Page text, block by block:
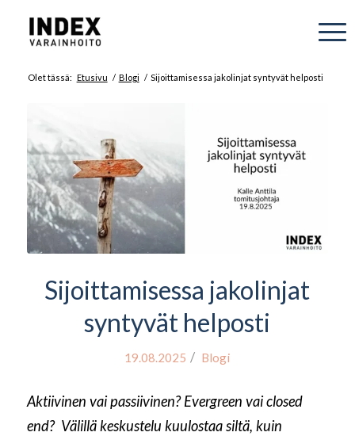
Olet tässä: Etusivu / Blogi / Sijoittamisessa jakolinjat syntyvät helposti
Sijoittamisessa jakolinjat
syntyvät helposti
19.08.2025 / Blogi
Aktiivinen vai passiivinen? Evergreen vai closed
end? Välillä keskustelu kuulostaa siltä, kuin